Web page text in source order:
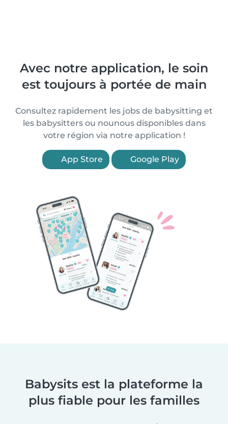
Avec notre application, le soin
est toujours à portée de main
Consultez rapidement les jobs de babysitting et
les babysitters ou nounous disponibles dans
votre région via notre application !
App Store Google Play
Babysits est la plateforme la
plus fiable pour les familles